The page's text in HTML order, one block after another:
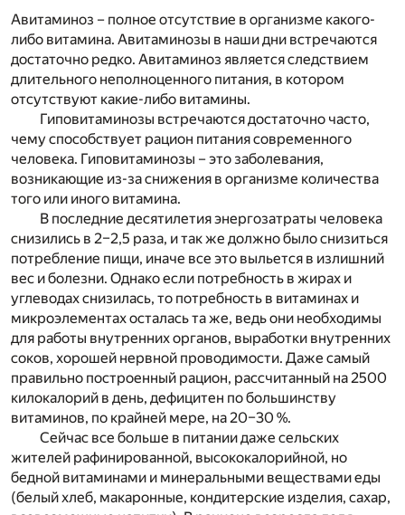
Авитаминоз – полное отсутствие в организме какого-
либо витамина. Авитаминозы в наши дни встречаются
достаточно редко. Авитаминоз является следствием
длительного неполноценного питания, в котором
отсутствуют какие-либо витамины.
Гиповитаминозы встречаются достаточно часто,
чему способствует рацион питания современного
человека. Гиповитаминозы – это заболевания,
возникающие из-за снижения в организме количества
того или иного витамина.
В последние десятилетия энергозатраты человека
снизились в 2–2,5 раза, и так же должно было снизиться
потребление пищи, иначе все это выльется в излишний
вес и болезни. Однако если потребность в жирах и
углеводах снизилась, то потребность в витаминах и
микроэлементах осталась та же, ведь они необходимы
для работы внутренних органов, выработки внутренних
соков, хорошей нервной проводимости. Даже самый
правильно построенный рацион, рассчитанный на 2500
килокалорий в день, дефицитен по большинству
витаминов, по крайней мере, на 20–30 %.
Сейчас все больше в питании даже сельских
жителей рафинированной, высококалорийной, но
бедной витаминами и минеральными веществами еды
(белый хлеб, макаронные, кондитерские изделия, сахар,